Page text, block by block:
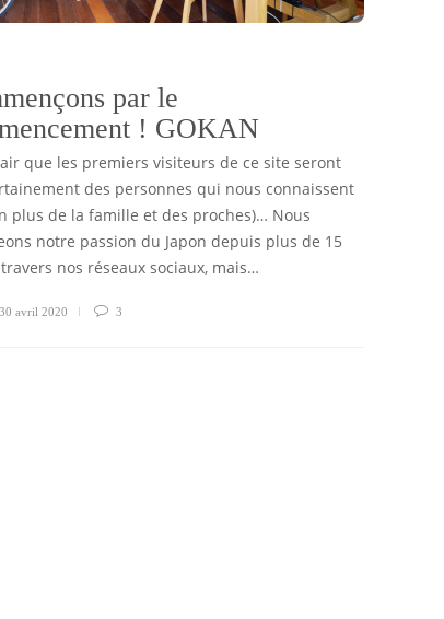
par le
! GOKAN
que les premiers visiteurs de ce site seront
des personnes qui nous connaissent
plus de la famille et des proches)… Nous
notre passion du Japon depuis plus de 15
nos réseaux sociaux, mais…
30 avril 2020 3